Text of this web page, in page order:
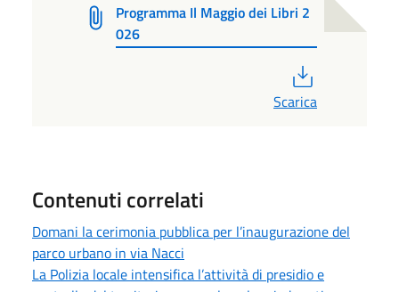
Programma Il Maggio dei Libri 2
026
Scarica
Contenuti correlati
Domani la cerimonia pubblica per l’inaugurazione del
parco urbano in via Nacci
La Polizia locale intensifica l’attività di presidio e